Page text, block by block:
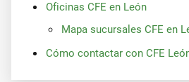
Oficinas CFE en León
Mapa sucursales CFE en
Cómo contactar con CFE